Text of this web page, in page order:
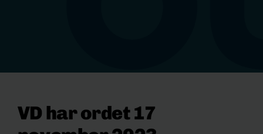
VD har ordet 17